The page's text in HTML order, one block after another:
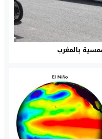
بالمغرب